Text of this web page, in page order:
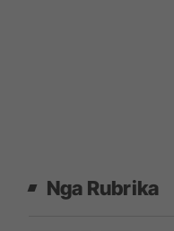
Nga Rubrika